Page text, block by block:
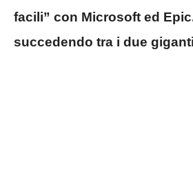
facili” con Microsoft ed
succedendo tra i due